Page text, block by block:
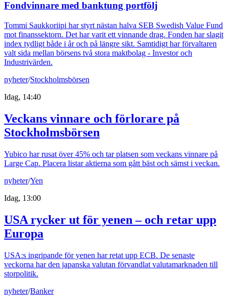
Fondvinnare med banktung portfölj
Tommi Saukkoriipi har styrt nästan halva SEB Swedish Value Fund
mot finanssektorn. Det har varit ett vinnande drag. Fonden har slagit
index tydligt både i år och på längre sikt. Samtidigt har förvaltaren
valt sida mellan börsens två stora maktbolag - Investor och
Industrivärden.
nyheter/Stockholmsbörsen
Idag, 14:40
Veckans vinnare och förlorare på
Stockholmsbörsen
Yubico har rusat över 45% och tar platsen som veckans vinnare på
Large Cap. Placera listar aktierna som gått bäst och sämst i veckan.
nyheter/Yen
Idag, 13:00
USA rycker ut för yenen – och retar upp
Europa
USA:s ingripande för yenen har retat upp ECB. De senaste
veckorna har den japanska valutan förvandlat valutamarknaden till
storpolitik.
nyheter/Banker